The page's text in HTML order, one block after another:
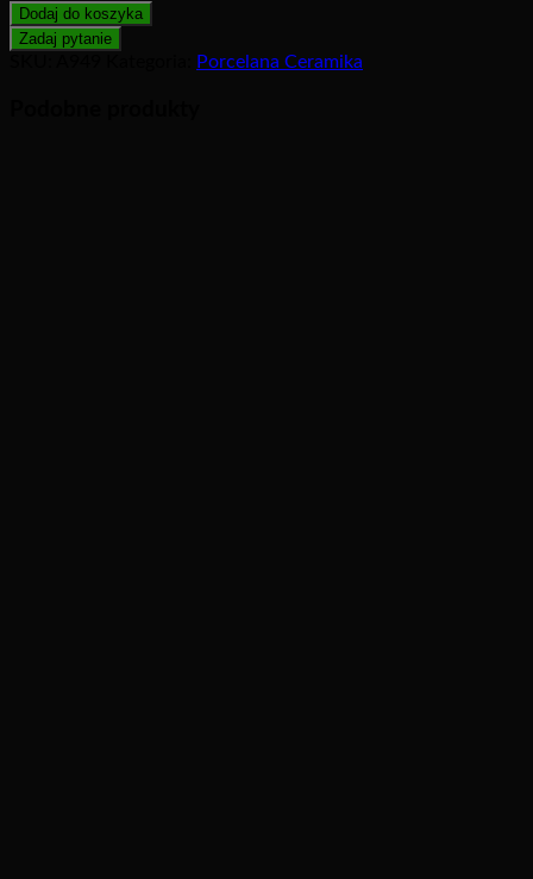
Dodaj do koszyka
Porcelana Ceramika